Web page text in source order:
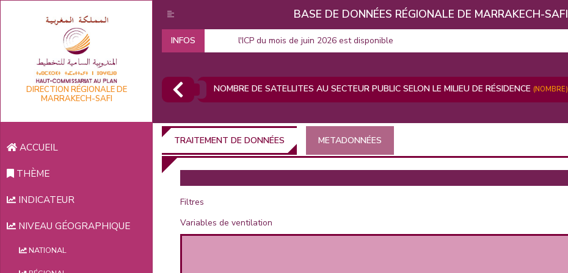
DIRECTION RÉGIONALE DE
MARRAKECH-SAFI
ACCUEIL
THÈME
INDICATEUR
NIVEAU GÉOGRAPHIQUE
NATIONAL
BASE DE DONNÉES RÉGIONALE DE MARRAKECH-SAFI
INFOS l'ICP du mois de juin 2026 est disponible
NOMBRE DE SATELLITES AU SECTEUR PUBLIC SELON LE MILIEU DE RÉSIDENCE (NOMBRE)
TRAITEMENT DE DONNÉES METADONNÉES
Filtres
Variables de ventilation